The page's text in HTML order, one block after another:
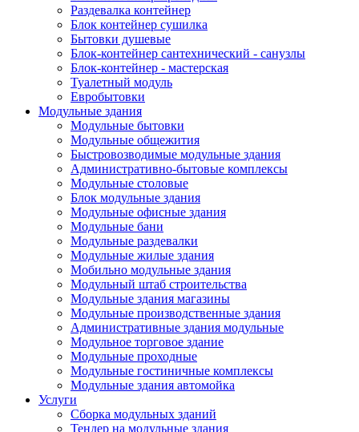
Раздевалка контейнер
Блок контейнер сушилка
Бытовки душевые
Блок-контейнер сантехнический - санузлы
Блок-контейнер - мастерская
Туалетный модуль
Евробытовки
Модульные здания
Модульные бытовки
Модульные общежития
Быстровозводимые модульные здания
Административно-бытовые комплексы
Модульные столовые
Блок модульные здания
Модульные офисные здания
Модульные бани
Модульные раздевалки
Модульные жилые здания
Мобильно модульные здания
Модульный штаб строительства
Модульные здания магазины
Модульные производственные здания
Административные здания модульные
Модульное торговое здание
Модульные проходные
Модульные гостиничные комплексы
Модульные здания автомойка
Услуги
Сборка модульных зданий
Тендер на модульные здания